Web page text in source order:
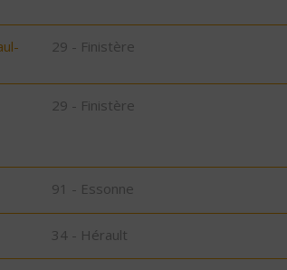
29 - Finistère
29 - Finistère
91 - Essonne
34 - Hérault